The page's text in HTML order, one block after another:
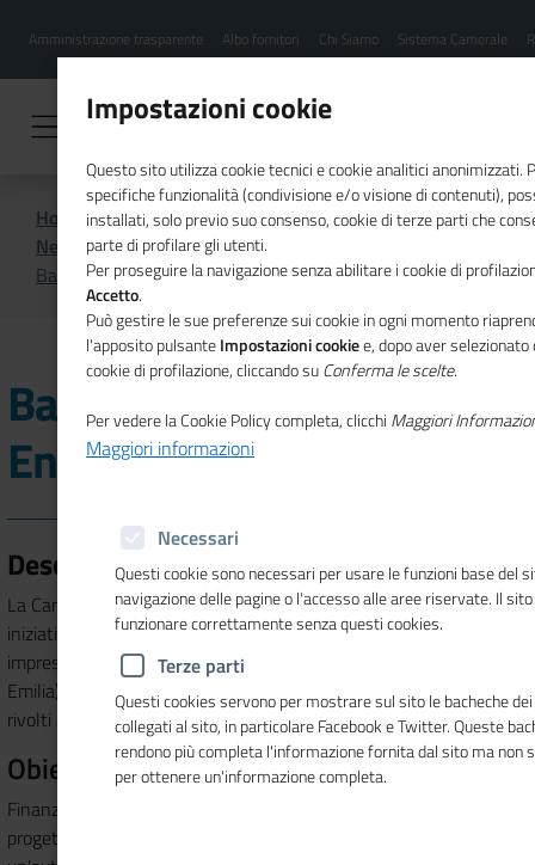
contenuto
Menu
hamburgher
Amministrazione trasparente Albo fornitori Chi Siamo Sistema Camerale
Home CSR
Comunicazione
News di CSR
Bando Efficienza Energetica 2026 BE26
Bando Efficienza
Energetica 2026 BE26
Descrizione
La Camera di commercio dell’Emilia nell’ambito delle proprie
iniziative istituzionali intende sostenere le micro, piccole e medie
imprese del territorio di competenza (Parma, Piacenza e Reggio
Emilia) negli investimenti orientati a una maggiore sostenibilità e
rivolti all'efficientamento energetico.
Obiettivi del bando:
Finanziare attraverso l'erogazione di contributi a fondo perduto
progetti che prevedono la riduzione dei consumi energetici o
Impostazioni cookie
Questo sito utilizza cookie tecnici e cookie analitici anonimizzati.
specifiche funzionalità (condivisione e/o visione di contenuti),
installati, solo previo suo consenso, cookie di terze parti che
parte di profilare gli utenti.
Per proseguire la navigazione senza abilitare i cookie di
Accetto.
Può gestire le sue preferenze sui cookie in ogni momento
l'apposito pulsanteImpostazioni cookiee, dopo aver
cookie di profilazione, cliccando suConferma le scelte.
Per vedere la Cookie Policy completa, clicchi Maggiori
Maggiori informazioni
Necessari
Questi cookie sono necessari per usare le funzioni base del
navigazione delle pagine o l'accesso alle aree riservate. Il
funzionare correttamente senza questi cookies.
Terze parti
Questi cookies servono per mostrare sul sito le bacheche
collegati al sito, in particolare Facebook e Twitter. Queste
rendono più completa l'informazione fornita dal sito ma non
per ottenere un'informazione completa.